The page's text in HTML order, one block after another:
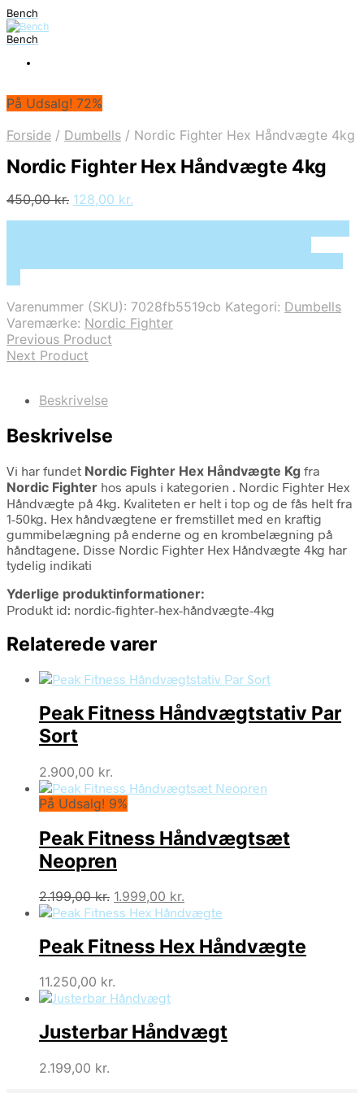
Bench
Bench
På Udsalg! 72%
Forside / Dumbells / Nordic Fighter Hex Håndvægte 4kg
Nordic Fighter Hex Håndvægte 4kg
450,00kr. Den
128,00 kr.
Varenummer (SKU): 7028fb5519cb Kategori: Dumbells
Varemærke: Nordic Fighter
Previous Product
Next Product
Beskrivelse
Beskrivelse
Vi har fundet Nordic Fighter Hex Håndvægte Kg fra
Nordic Fighter hos apuls i kategorien . Nordic Fighter Hex
Håndvægte på 4kg. Kvaliteten er helt i top og de fås helt fra
1-50kg. Hex håndvægtene er fremstillet med en kraftig
gummibelægning på enderne og en krombelægning på
håndtagene. Disse Nordic Fighter Hex Håndvægte 4kg har
tydelig indikati
Yderlige produktinformationer:
Produkt id: nordic-fighter-hex-håndvægte-4kg
Relaterede varer
Peak Fitness Håndvægtstativ Par
Sort
2.900,00 kr.
På Udsalg! 9%
Peak Fitness Håndvægtsæt
Neopren
2.199,00kr. Den
oprindelige
var:
2.199,00 kr..
1.999,00 kr.
aktuelle
er:
1.999,00 kr..
Peak Fitness Hex Håndvægte
11.250,00 kr.
Justerbar Håndvægt
2.199,00 kr.